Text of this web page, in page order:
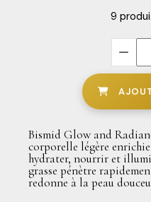
9
Bismid Glow and
corporelle légère
hydrater, nourrir et
grasse pénètre
redonne à la peau